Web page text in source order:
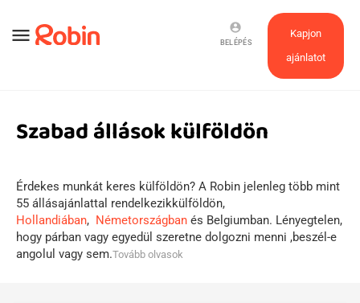
menu
Kapjon
ajánlatot
account_circle
BELÉPÉS
Szabad állások külföldön
Érdekes munkát keres külföldön? A Robin jelenleg több mint
55 állásajánlattal rendelkezikkülföldön,
Hollandiában, Németországban és Belgiumban. Lényegtelen,
hogy párban vagy egyedül szeretne dolgozni menni ,beszél-e
angolul vagy sem.Tovább olvasok